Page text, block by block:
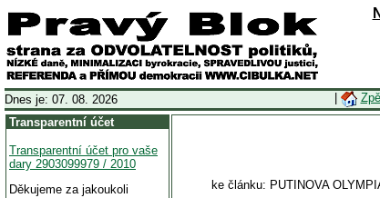
Dnes je: 07. 08. 2026
Transparentní účet
Transparentní účet pro vaše
dary 2903099979 / 2010
Děkujeme za jakoukoli
ke článku: PUTINOVA